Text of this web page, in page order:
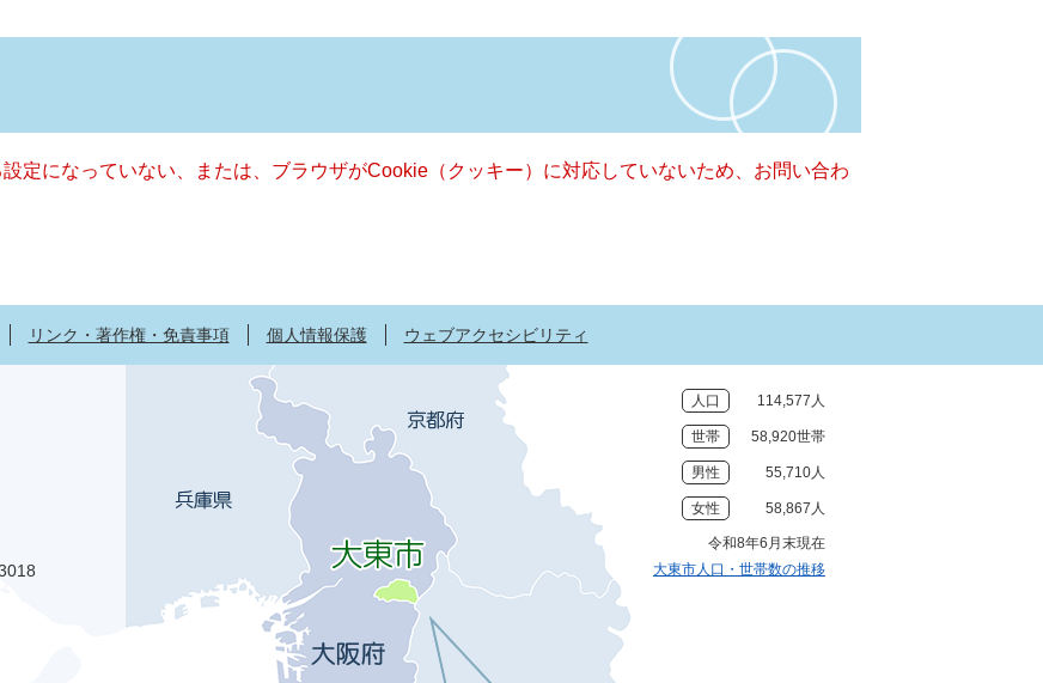
定になっていない、または、ブラウザがCookie（クッキー）に対応していないため、お問い合わ
リンク・著作権・免責事項 個人情報保護 ウェブアクセシビリティ
人口 114,577人
世帯 58,920世帯
男性 55,710人
女性 58,867人
令和8年6月末現在
大東市人口・世帯数の推移